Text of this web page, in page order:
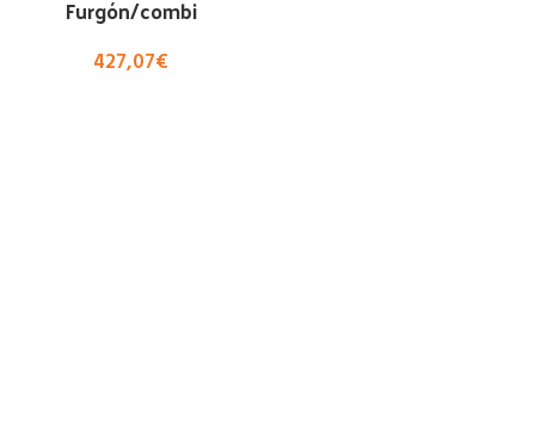
Furgón/combi
427,07€